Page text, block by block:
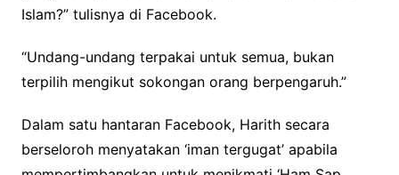
Islam?” tulisnya di Facebook.
“Undang-undang terpakai untuk semua, bukan
terpilih mengikut sokongan orang berpengaruh.”
Dalam satu hantaran Facebook, Harith secara
berseloroh menyatakan ‘iman tergugat’ apabila